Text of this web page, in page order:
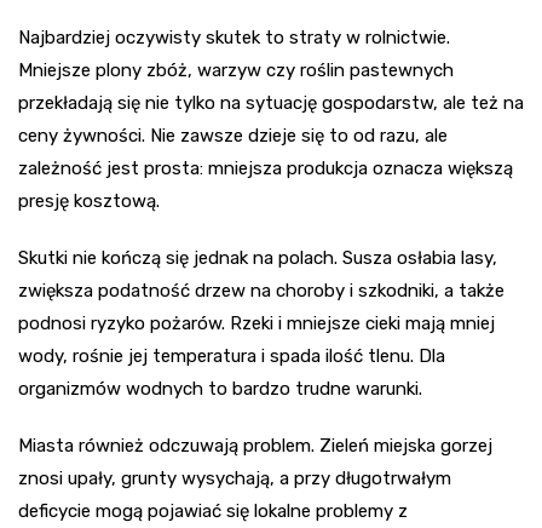
Najbardziej oczywisty skutek to straty w rolnictwie.
Mniejsze plony zbóż, warzyw czy roślin pastewnych
przekładają się nie tylko na sytuację gospodarstw, ale też na
ceny żywności. Nie zawsze dzieje się to od razu, ale
zależność jest prosta: mniejsza produkcja oznacza większą
presję kosztową.
Skutki nie kończą się jednak na polach. Susza osłabia lasy,
zwiększa podatność drzew na choroby i szkodniki, a także
podnosi ryzyko pożarów. Rzeki i mniejsze cieki mają mniej
wody, rośnie jej temperatura i spada ilość tlenu. Dla
organizmów wodnych to bardzo trudne warunki.
Miasta również odczuwają problem. Zieleń miejska gorzej
znosi upały, grunty wysychają, a przy długotrwałym
deficycie mogą pojawiać się lokalne problemy z